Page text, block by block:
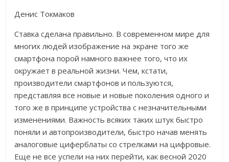
Денис Токмаков
Ставка сделана правильно. В современном мире для
многих людей изображение на экране того же
смартфона порой намного важнее того, что их
окружает в реальной жизни. Чем, кстати,
производители смартфонов и пользуются,
представляя все новые и новые поколения одного и
того же в принципе устройства с незначительными
изменениями. Важность всяких таких штук быстро
поняли и автопроизводители, быстро начав менять
аналоговые циферблаты со стрелками на цифровые.
Еще не все успели на них перейти, как весной 2020